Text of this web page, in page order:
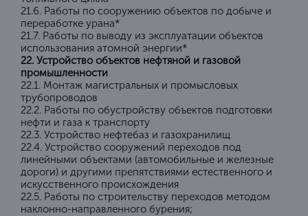
21.6. Работы по сооружению объектов по добыче и
переработке урана*
21.7. Работы по выводу из эксплуатации объектов
использования атомной энергии*
22. Устройство объектов нефтяной и газовой
промышленности
22.1. Монтаж магистральных и промысловых
трубопроводов
22.2. Работы по обустройству объектов подготовки
нефти и газа к транспорту
22.3. Устройство нефтебаз и газохранилищ
22.4. Устройство сооружений переходов под
линейными объектами (автомобильные и железные
дороги) и другими препятствиями естественного и
искусственного происхождения
22.5. Работы по строительству переходов методом
наклонно-направленного бурения;